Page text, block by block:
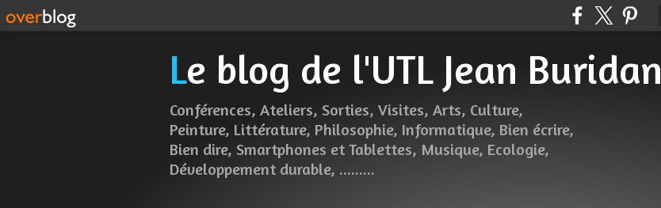
Le blog de l'UTL Jean Buridan
Conférences, Ateliers, Sorties, Visites, Arts, Culture,
Peinture, Littérature, Philosophie, Informatique, Bien écrire,
Bien dire, Smartphones et Tablettes, Musique, Ecologie,
Développement durable, .........